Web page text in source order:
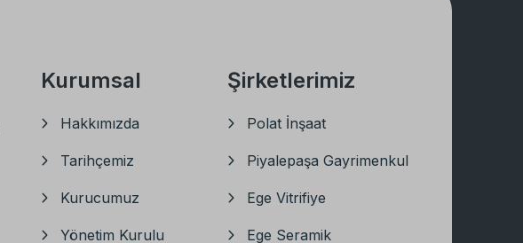
Kurumsal
Hakkımızda
Tarihçemiz
Kurucumuz
Yönetim Kurulu
Şirketlerimiz
Polat İnşaat
Piyalepaşa Gayrimenkul
Ege Vitrifiye
Ege Seramik